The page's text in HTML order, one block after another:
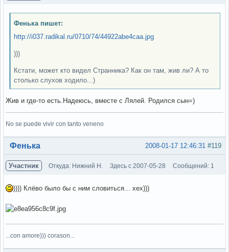
Фенька пишет:
http://i037.radikal.ru/0710/74/44922abe4caa.jpg
)))
Кстати, может кто видел Странника? Как он там, жив ли? А то
столько слухов ходило...)
Жив и где-то есть.Надеюсь, вместе с Лялей. Родился сын=)
No se puede vivir con tanto veneno
Вне форума #119
2008-01-17 12:46:31
Фенька
Участник Откуда: Нижний Н. Здесь с 2007-05-28 Сообщений: 1
)))) Клёво было бы с ним словиться... хех)))
...con amore))) corason...